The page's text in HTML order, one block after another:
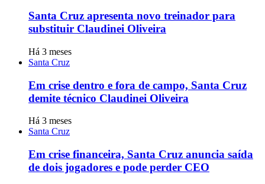
Santa Cruz apresenta novo treinador para
substituir Claudinei Oliveira
Há 3 meses
Santa Cruz
Em crise dentro e fora de campo, Santa Cruz
demite técnico Claudinei Oliveira
Há 3 meses
Santa Cruz
Em crise financeira, Santa Cruz anuncia saída
de dois jogadores e pode perder CEO